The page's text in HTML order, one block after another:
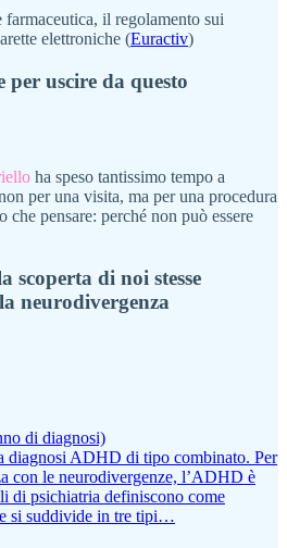
il regolamento sui
elettroniche (Euractiv)
per uscire da questo
ha speso tantissimo tempo a
per una visita, ma per una procedura
pensare: perché non può essere
scoperta di noi stesse
neurodivergenza
di diagnosi)
diagnosi ADHD di tipo combinato. Per
con le neurodivergenze, l’ADHD è
di psichiatria definiscono come
si suddivide in tre tipi…